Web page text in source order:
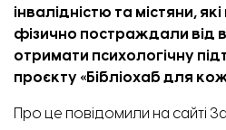
інвалідністю та містяни,
фізично постраждали від
отримати психологічну
проєкту «Бібліохаб для
Про це повідомили на сайті